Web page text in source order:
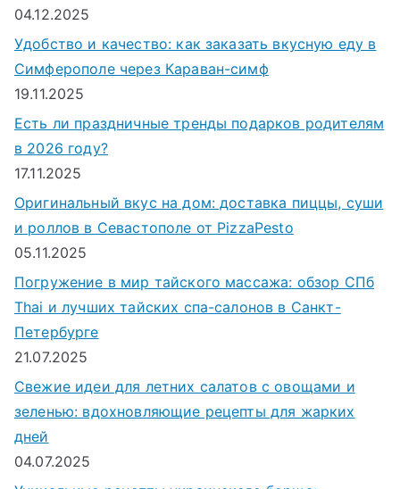
04.12.2025
Удобство и качество: как заказать вкусную еду в
Симферополе через Караван-симф
19.11.2025
Есть ли праздничные тренды подарков родителям
в 2026 году?
17.11.2025
Оригинальный вкус на дом: доставка пиццы, суши
и роллов в Севастополе от PizzaPesto
05.11.2025
Погружение в мир тайского массажа: обзор СПб
Thai и лучших тайских спа-салонов в Санкт-
Петербурге
21.07.2025
Свежие идеи для летних салатов с овощами и
зеленью: вдохновляющие рецепты для жарких
дней
04.07.2025